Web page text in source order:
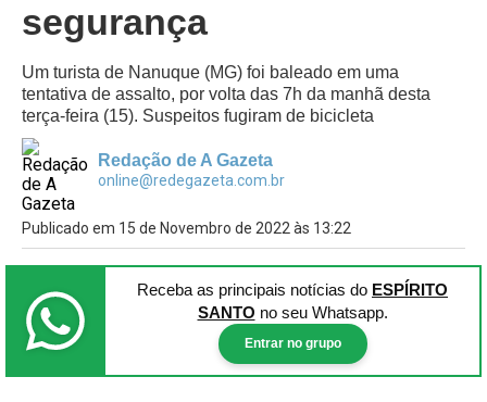
segurança
Um turista de Nanuque (MG) foi baleado em uma
tentativa de assalto, por volta das 7h da manhã desta
terça-feira (15). Suspeitos fugiram de bicicleta
Redação de A Gazeta
online@redegazeta.com.br
Publicado em 15 de Novembro de 2022 às 13:22
Receba as principais notícias do ESPÍRITO
SANTO no seu Whatsapp.
Entrar no grupo